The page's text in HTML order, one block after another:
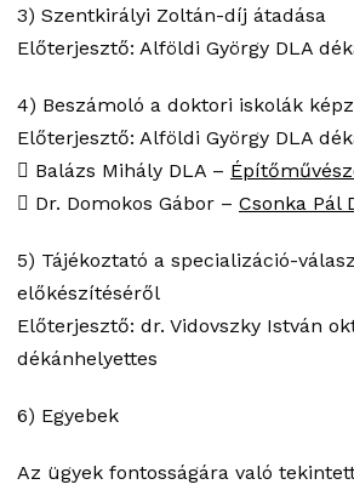
3) Szentkirályi Zoltán-díj átadása
Előterjesztő: Alföldi György DLA
4) Beszámoló a doktori iskolák
Előterjesztő: Alföldi György DLA
 Balázs Mihály DLA –
 Dr. Domokos Gábor – Csonka Pál
5) Tájékoztató a specializáció-
előkészítéséről
Előterjesztő: dr. Vidovszky István
dékánhelyettes
6) Egyebek
Az ügyek fontosságára való